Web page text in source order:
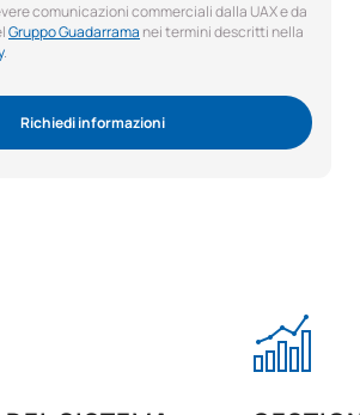
comunicazioni commerciali dalla UAX e da
Gruppo Guadarrama nei termini descritti nella
.
Richiedi informazioni